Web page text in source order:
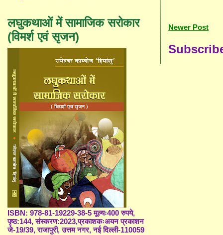
Newer Post
लघुकथाओं में सामाजिक सरोकार
(विमर्श एवं सृजन)
ISBN: 978-81-19229-38-5 मूल्यः400 रुपये,
पृष्ठ:144, संस्करण:2023,प्रकाशकःअयन प्रकाशन
जे-19/39, राजापुरी, उत्तम नगर, नई दिल्ली-110059